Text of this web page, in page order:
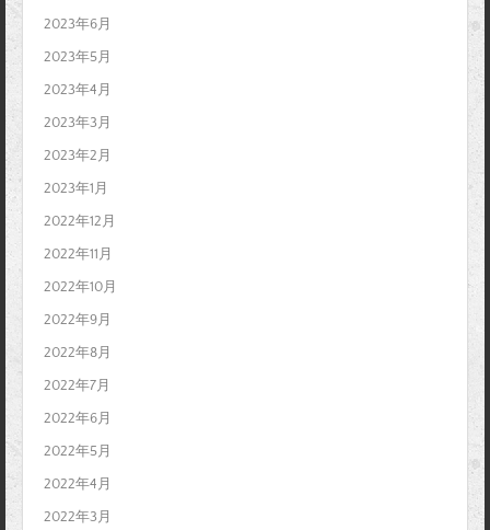
2023年6月
2023年5月
2023年4月
2023年3月
2023年2月
2023年1月
2022年12月
2022年11月
2022年10月
2022年9月
2022年8月
2022年7月
2022年6月
2022年5月
2022年4月
2022年3月